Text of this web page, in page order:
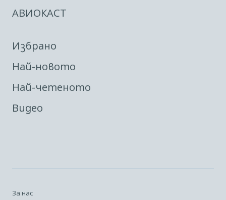
АВИОКАСТ
Избрано
Най-новото
Най-четеното
Видео
За нас